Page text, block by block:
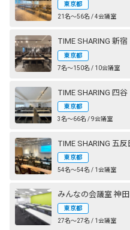
東京都
21名〜56名 / 4会議室
TIME SHARING 新宿
東京都
7名〜150名 / 10会議室
TIME SHARING 四谷
東京都
3名〜66名 / 9会議室
東京都
54名〜54名 / 1会議室
みんなの会議室 神田
東京都
27名〜27名 / 1会議室